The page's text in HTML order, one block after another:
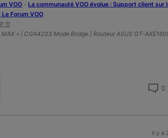
VOO - ‎La communauté VOO évolue : Support client sur
Forum VOO
!!!
MAX » | CGA4233 Mode Bridge | Routeur ASUS GT-
0
il y a